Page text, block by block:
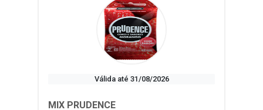
Válida até 31/08/2026
MIX PRUDENCE